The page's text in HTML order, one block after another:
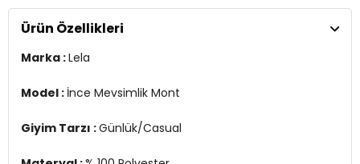
Kol Bilgisi :Uzun Kol, Katlanabilir
Kalıp Bilgisi : Regular Fit
Detay :
-Astarsız
-Kapüşon çıkarılabilir
Ürün Özellikleri
Marka :Lela
Model : İnce Mevsimlik Mont
Giyim Tarzı :Günlük/Casual